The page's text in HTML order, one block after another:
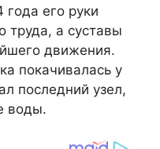
года его руки
труда, а суставы
движения.
покачивалась у
последний узел,
воды.